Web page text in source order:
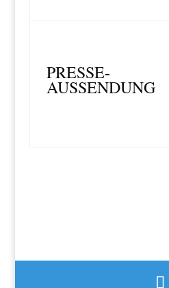
PRESSE-
AUSSENDUNG